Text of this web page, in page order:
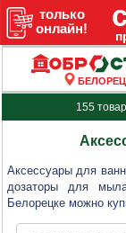
155
Аксессуары для
дозаторы для
Белорецке можно